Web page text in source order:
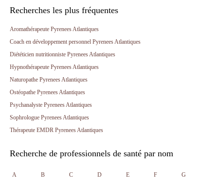
Recherches les plus fréquentes
Aromathérapeute Pyrenees Atlantiques
Coach en développement personnel Pyrenees Atlantiques
Diététicien nutritionniste Pyrenees Atlantiques
Hypnothérapeute Pyrenees Atlantiques
Naturopathe Pyrenees Atlantiques
Ostéopathe Pyrenees Atlantiques
Psychanalyste Pyrenees Atlantiques
Sophrologue Pyrenees Atlantiques
Thérapeute EMDR Pyrenees Atlantiques
Recherche de professionnels de santé par nom
A B C D E F G